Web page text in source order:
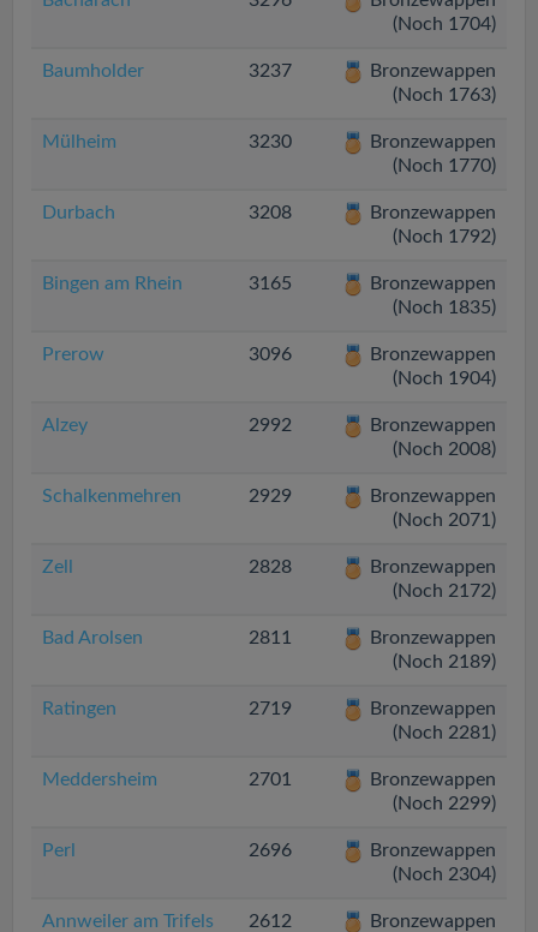
(Noch 1704)
Baumholder 3237
Bronzewappen
(Noch 1763)
Mülheim 3230
Bronzewappen
(Noch 1770)
Durbach 3208
Bronzewappen
(Noch 1792)
Bingen am Rhein 3165
Bronzewappen
(Noch 1835)
Prerow 3096
Bronzewappen
(Noch 1904)
Alzey 2992
Bronzewappen
(Noch 2008)
Schalkenmehren 2929
Bronzewappen
(Noch 2071)
Zell 2828
Bronzewappen
(Noch 2172)
Bad Arolsen 2811
Bronzewappen
(Noch 2189)
Ratingen 2719
Bronzewappen
(Noch 2281)
Meddersheim 2701
Bronzewappen
(Noch 2299)
Perl 2696
Bronzewappen
(Noch 2304)
Annweiler am Trifels 2612
Bronzewappen